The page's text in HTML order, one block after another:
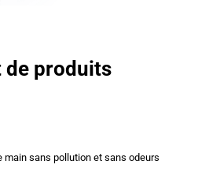
de produits
main sans pollution et sans odeurs